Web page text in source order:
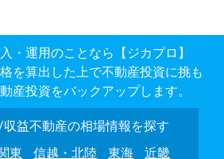
・運用のことなら【ジカプロ】
を算出した上で不動産投資に挑も
産投資をバックアップします。
益不動産の相場情報を探す
東 信越・北陸 東海 近畿